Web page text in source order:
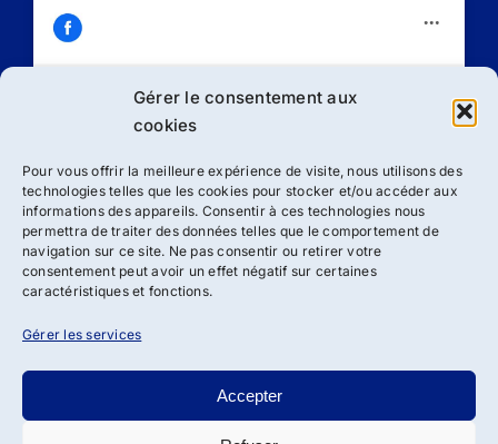
Gérer le consentement aux
cookies
Pour vous offrir la meilleure expérience de visite, nous utilisons des
technologies telles que les cookies pour stocker et/ou accéder aux
informations des appareils. Consentir à ces technologies nous
permettra de traiter des données telles que le comportement de
navigation sur ce site. Ne pas consentir ou retirer votre
consentement peut avoir un effet négatif sur certaines
caractéristiques et fonctions.
Gérer les services
Accepter
Cliquez sur « J’accepte » pour activer
J’accepte